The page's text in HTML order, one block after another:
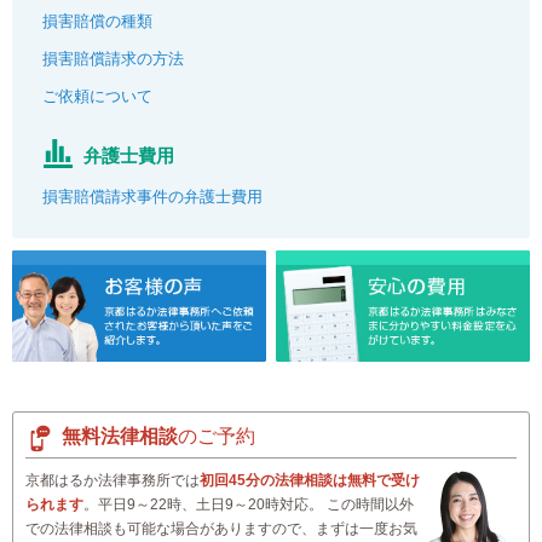
損害賠償の種類
損害賠償請求の方法
ご依頼について
弁護士費用
損害賠償請求事件の弁護士費用
無料法律相談のご予約
京都はるか法律事務所では初回45分の法律相談は無料で受け
られます。平日9～22時、土日9～20時対応。 この時間以外
での法律相談も可能な場合がありますので、まずは一度お気